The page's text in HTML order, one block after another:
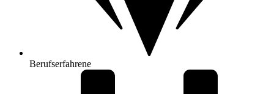
Berufserfahrene